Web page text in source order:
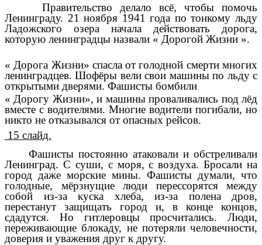
Правительство делало всё, чтобы помочь
Ленинграду. 21 ноября 1941 года по тонкому льду
Ладожского озера начала действовать дорога,
которую ленинградцы назвали « Дорогой Жизни ».
« Дорога Жизни» спасла от голодной смерти многих
ленинградцев. Шофёры вели свои машины по льду с
открытыми дверями. Фашисты бомбили
« Дорогу Жизни», и машины проваливались под лёд
вместе с водителями. Многие водители погибали, но
никто не отказывался от опасных рейсов.
15 слайд.
Фашисты постоянно атаковали и обстреливали
Ленинград. С суши, с моря, с воздуха. Бросали на
город даже морские мины. Фашисты думали, что
голодные, мёрзнущие люди перессорятся между
собой из-за куска хлеба, из-за полена дров,
перестанут защищать город и, в конце концов,
сдадутся.
Но гитлеровцы просчитались. Люди,
переживающие блокаду, не потеряли человечности,
доверия и уважения друг к другу.